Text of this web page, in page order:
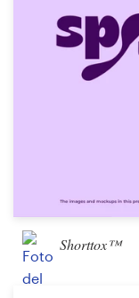
Shorttox™